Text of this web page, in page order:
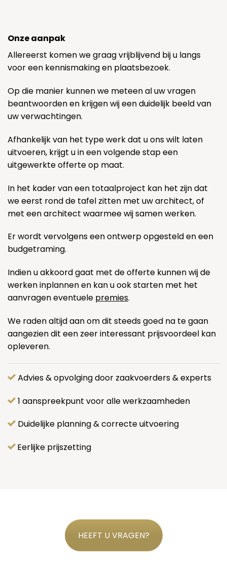
Onze aanpak
Allereerst komen we graag vrijblijvend bij u langs
voor een kennismaking en plaatsbezoek.
Op die manier kunnen we meteen al uw vragen
beantwoorden en krijgen wij een duidelijk beeld van
uw verwachtingen.
Afhankelijk van het type werk dat u ons wilt laten
uitvoeren, krijgt u in een volgende stap een
uitgewerkte offerte op maat.
In het kader van een totaalproject kan het zijn dat
we eerst rond de tafel zitten met uw architect, of
met een architect waarmee wij samen werken.
Er wordt vervolgens een ontwerp opgesteld en een
budgetraming.
Indien u akkoord gaat met de offerte kunnen wij de
werken inplannen en kan u ook starten met het
aanvragen eventuele premies.
We raden altijd aan om dit steeds goed na te gaan
aangezien dit een zeer interessant prijsvoordeel kan
opleveren.
Advies & opvolging door zaakvoerders & experts
1 aanspreekpunt voor alle werkzaamheden
Duidelijke planning & correcte uitvoering
Eerlijke prijszetting
HEEFT U VRAGEN?